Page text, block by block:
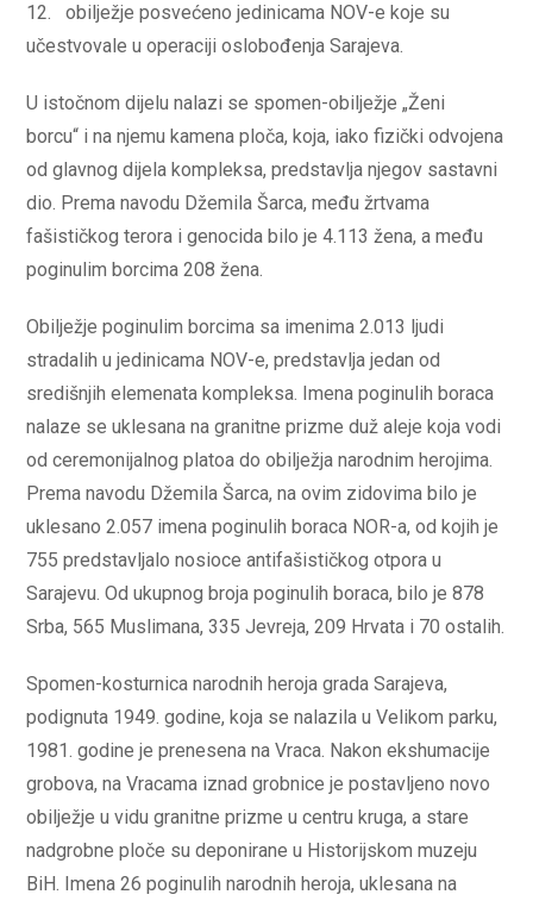
12. obilježje posvećeno jedinicama NOV-e koje su
učestvovale u operaciji oslobođenja Sarajeva.
U istočnom dijelu nalazi se spomen-obilježje „Ženi
borcu“ i na njemu kamena ploča, koja, iako fizički odvojena
od glavnog dijela kompleksa, predstavlja njegov sastavni
dio. Prema navodu Džemila Šarca, među žrtvama
fašističkog terora i genocida bilo je 4.113 žena, a među
poginulim borcima 208 žena.
Obilježje poginulim borcima sa imenima 2.013 ljudi
stradalih u jedinicama NOV-e, predstavlja jedan od
središnjih elemenata kompleksa. Imena poginulih boraca
nalaze se uklesana na granitne prizme duž aleje koja vodi
od ceremonijalnog platoa do obilježja narodnim herojima.
Prema navodu Džemila Šarca, na ovim zidovima bilo je
uklesano 2.057 imena poginulih boraca NOR-a, od kojih je
755 predstavljalo nosioce antifašističkog otpora u
Sarajevu. Od ukupnog broja poginulih boraca, bilo je 878
Srba, 565 Muslimana, 335 Jevreja, 209 Hrvata i 70 ostalih.
Spomen-kosturnica narodnih heroja grada Sarajeva,
podignuta 1949. godine, koja se nalazila u Velikom parku,
1981. godine je prenesena na Vraca. Nakon ekshumacije
grobova, na Vracama iznad grobnice je postavljeno novo
obilježje u vidu granitne prizme u centru kruga, a stare
nadgrobne ploče su deponirane u Historijskom muzeju
BiH. Imena 26 poginulih narodnih heroja, uklesana na